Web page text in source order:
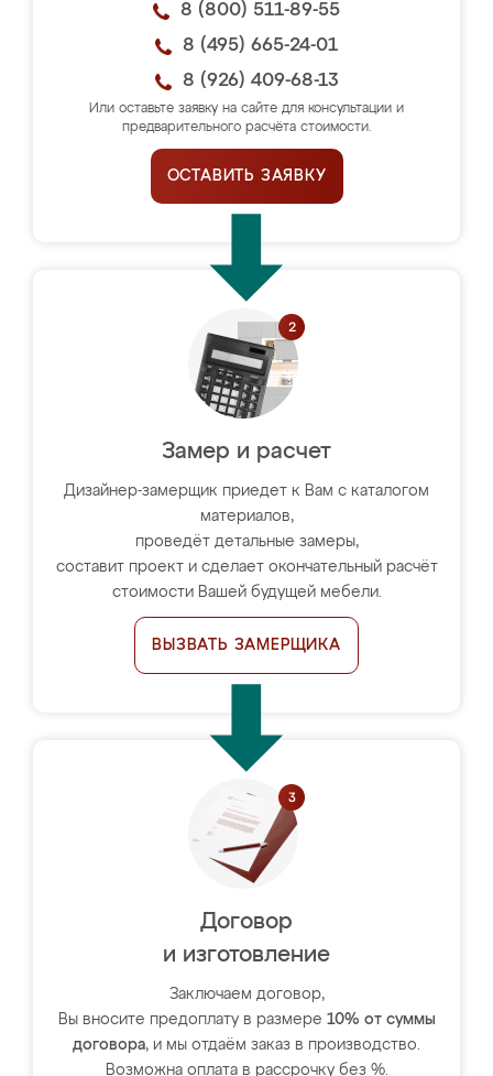
8 (800) 511-89-55
8 (495) 665-24-01
8 (926) 409-68-13
Или оставьте заявку на сайте для консультации и
предварительного расчёта стоимости.
ОСТАВИТЬ ЗАЯВКУ
Замер и расчет
Дизайнер-замерщик приедет к Вам с каталогом
материалов,
проведёт детальные замеры,
составит проект и сделает окончательный расчёт
стоимости Вашей будущей мебели.
ВЫЗВАТЬ ЗАМЕРЩИКА
Договор
и изготовление
Заключаем договор,
Вы вносите предоплату в размере 10% от суммы
договора, и мы отдаём заказ в производство.
Возможна оплата в рассрочку без %.